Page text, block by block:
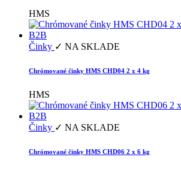
HMS
Činky ✓ NA SKLADE
Chrómované činky HMS CHD04 2 x 4 kg
HMS
Činky ✓ NA SKLADE
Chrómované činky HMS CHD06 2 x 6 kg